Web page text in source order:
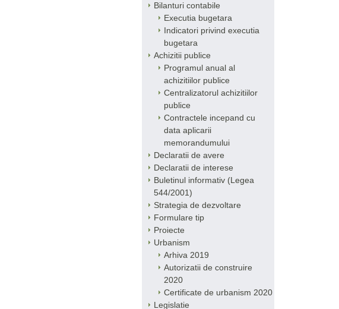
Bilanturi contabile
Executia bugetara
Indicatori privind executia
bugetara
Achizitii publice
Programul anual al
achizitiilor publice
Centralizatorul achizitiilor
publice
Contractele incepand cu
data aplicarii
memorandumului
Declaratii de avere
Declaratii de interese
Buletinul informativ (Legea
544/2001)
Strategia de dezvoltare
Formulare tip
Proiecte
Urbanism
Arhiva 2019
Autorizatii de construire
2020
Certificate de urbanism 2020
Legislatie